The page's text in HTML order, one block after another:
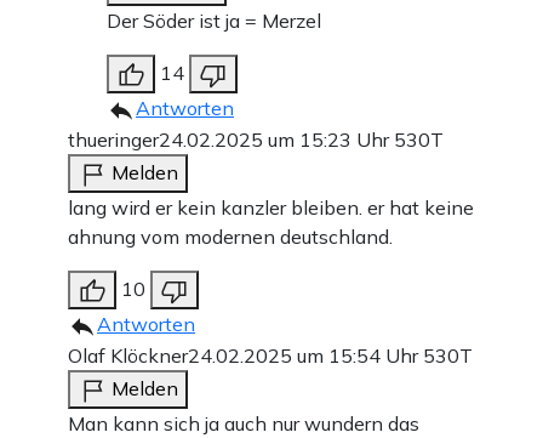
Der Söder ist ja = Merzel
14
Antworten
thueringer24.02.2025 um 15:23 Uhr 530T
Melden
lang wird er kein kanzler bleiben. er hat keine
ahnung vom modernen deutschland.
10
Antworten
Olaf Klöckner24.02.2025 um 15:54 Uhr 530T
Melden
Man kann sich ja auch nur wundern das